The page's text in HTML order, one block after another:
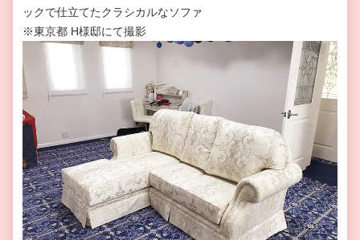
ックで仕立てたクラシカルなソファ
※東京都 H様邸にて撮影